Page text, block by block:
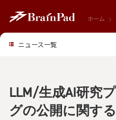
ホーム
LLM/生成AI研究
グの公開に関す
ニュース一覧